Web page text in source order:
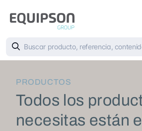
PRODUCTOS
Todos los
necesitas están